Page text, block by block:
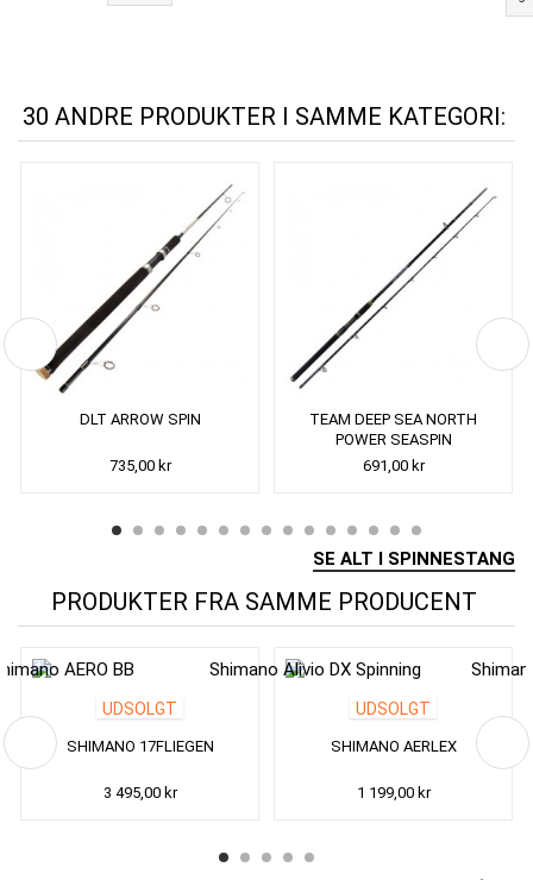
30 ANDRE PRODUKTER I SAMME KATEGORI:
DLT ARROW SPIN
735,00 kr
TEAM DEEP SEA NORTH
POWER SEASPIN
691,00 kr
SE ALT I SPINNESTANG
PRODUKTER FRA SAMME PRODUCENT
UDSOLGT
SHIMANO 17FLIEGEN
3 495,00 kr
UDSOLGT
SHIMANO AERLEX
1 199,00 kr